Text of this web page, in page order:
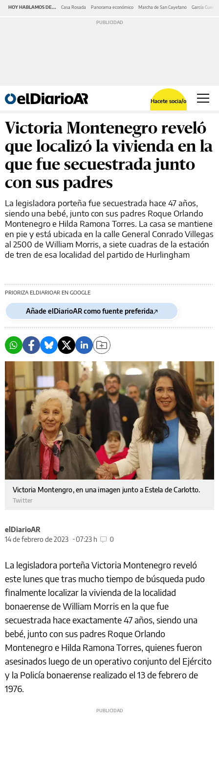
HOY HABLAMOS DE... Casa Rosada Panorama económico Marcha de San Cayetano García Cuerva
Hacete socia/o
Victoria Montenegro reveló
que localizó la vivienda en la
que fue secuestrada junto
con sus padres
La legisladora porteña fue secuestrada hace 47 años,
siendo una bebé, junto con sus padres Roque Orlando
Montenegro e Hilda Ramona Torres. La casa se mantiene
en pie y está ubicada en la calle General Conrado Villegas
al 2500 de William Morris, a siete cuadras de la estación
de tren de esa localidad del partido de Hurlingham
PRIORIZA ELDIARIOAR EN GOOGLE
Añade elDiarioAR como fuente preferida
Victoria Montengro, en una imagen junto a Estela de Carlotto.
Twitter
elDiarioAR
14 de febrero de 2023
07:23 h 0
La legisladora porteña Victoria Montenegro reveló
este lunes que tras mucho tiempo de búsqueda pudo
finalmente localizar la vivienda de la localidad
bonaerense de William Morris en la que fue
secuestrada hace exactamente 47 años, siendo una
bebé, junto con sus padres Roque Orlando
Montenegro e Hilda Ramona Torres, quienes fueron
asesinados luego de un operativo conjunto del Ejército
y la Policía bonaerense realizado el 13 de febrero de
1976.